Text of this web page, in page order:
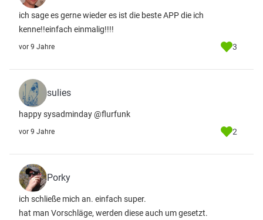
ich sage es gerne wieder es ist die beste APP die ich
kenne!!einfach einmalig!!!!
vor 9 Jahre 3
sulies
happy sysadminday @flurfunk
vor 9 Jahre 2
Porky
ich schließe mich an. einfach super.
hat man Vorschläge, werden diese auch um gesetzt.